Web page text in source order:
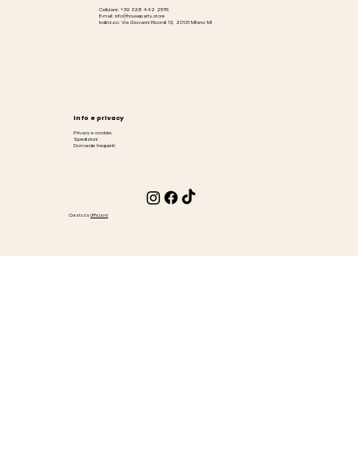
Cellulare: +39 328 442 2576
E-mail: info@houseparty.store
Indirizzo: Via Giovanni Ricordi 13, 20131 Milano MI
Info e privacy
Privacy e cookies
Spedizioni
Domande frequenti
Creato da Ufficiami